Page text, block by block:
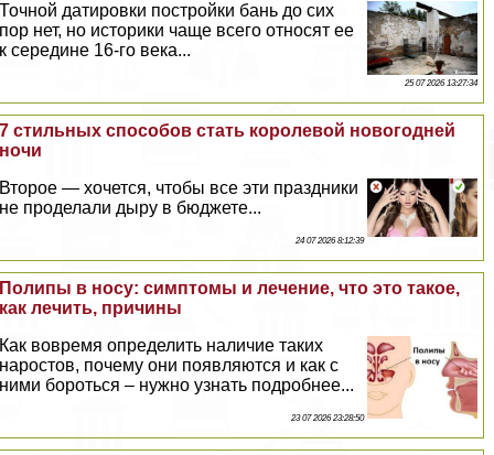
Точной датировки постройки бань до сих
пор нет, но историки чаще всего относят ее
к середине 16-го века...
25 07 2026 13:27:34
7 стильных способов стать королевой новогодней
ночи
Второе — хочется, чтобы все эти праздники
не проделали дыру в бюджете...
24 07 2026 8:12:39
Полипы в носу: симптомы и лечение, что это такое,
как лечить, причины
Как вовремя определить наличие таких
наростов, почему они появляются и как с
ними бороться – нужно узнать подробнее...
23 07 2026 23:28:50